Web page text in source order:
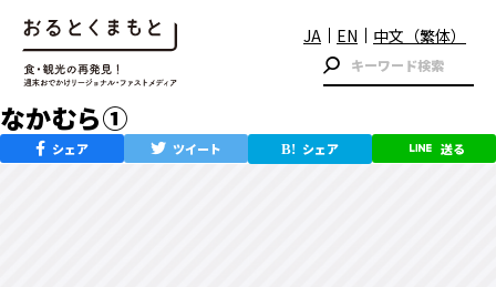
JA EN 中文（繁体）
なかむら①
シェア ツイート シェア 送る